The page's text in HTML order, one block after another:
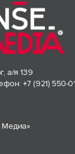
а/я 139
+7 (921) 550-